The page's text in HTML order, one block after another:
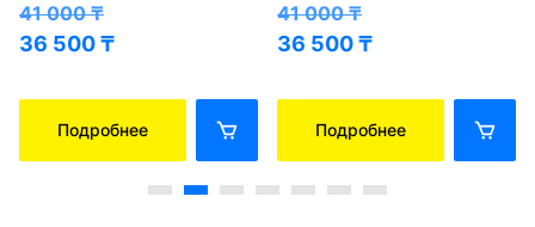
41 000₸
36 500₸
Подробнее
41 000₸
36 500₸
Подробнее